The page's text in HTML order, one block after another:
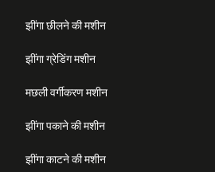
झींगा छीलने की मशीन
झींगा ग्रेडिंग मशीन
मछली वर्गीकरण मशीन
झींगा पकाने की मशीन
झींगा काटने की मशीन